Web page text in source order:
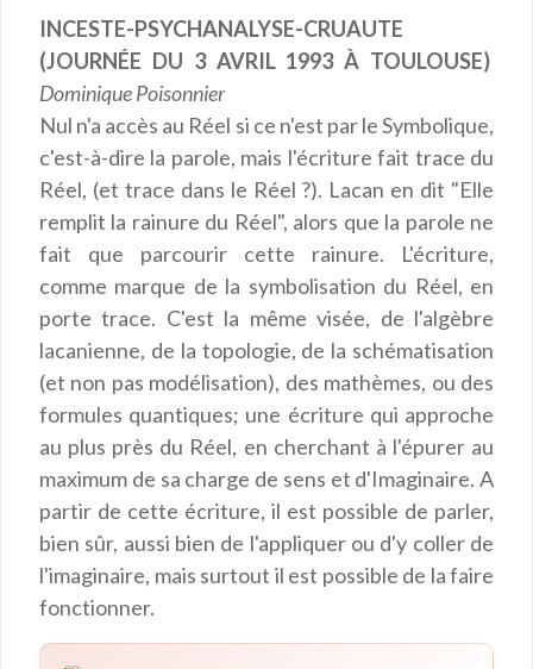
INCESTE-PSYCHANALYSE-CRUAUTE
(JOURNÉE DU 3 AVRIL 1993 À TOULOUSE)
Dominique Poisonnier
Nul n'a accès au Réel si ce n'est par le Symbolique,
c'est-à-dire la parole, mais l'écriture fait trace du
Réel, (et trace dans le Réel ?). Lacan en dit "Elle
remplit la rainure du Réel", alors que la parole ne
fait que parcourir cette rainure. L'écriture,
comme marque de la symbolisation du Réel, en
porte trace. C'est la même visée, de l'algèbre
lacanienne, de la topologie, de la schématisation
(et non pas modélisation), des mathèmes, ou des
formules quantiques; une écriture qui approche
au plus près du Réel, en cherchant à l'épurer au
maximum de sa charge de sens et d'Imaginaire. A
partir de cette écriture, il est possible de parler,
bien sûr, aussi bien de l'appliquer ou d'y coller de
l'imaginaire, mais surtout il est possible de la faire
fonctionner.